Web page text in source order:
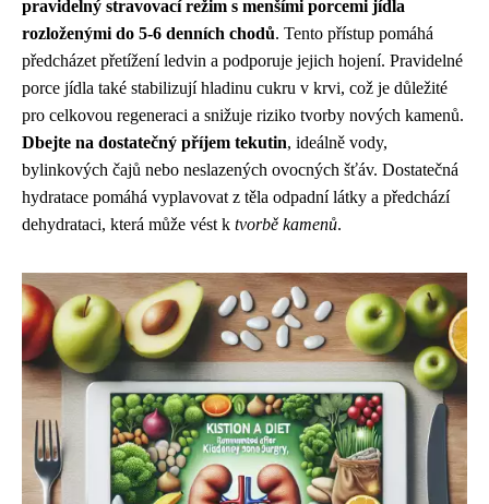
pravidelný stravovací režim s menšími porcemi jídla
rozloženými do 5-6 denních chodů. Tento přístup pomáhá
předcházet přetížení ledvin a podporuje jejich hojení. Pravidelné
porce jídla také stabilizují hladinu cukru v krvi, což je důležité
pro celkovou regeneraci a snižuje riziko tvorby nových kamenů.
Dbejte na dostatečný příjem tekutin, ideálně vody,
bylinkových čajů nebo neslazených ovocných šťáv. Dostatečná
hydratace pomáhá vyplavovat z těla odpadní látky a předchází
dehydrataci, která může vést k tvorbě kamenů.